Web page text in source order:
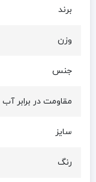
برند
وزن
جنس
مقاومت در برابر آب
سایز
رنگ